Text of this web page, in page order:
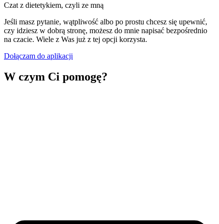
Czat z dietetykiem, czyli ze mną
Jeśli masz pytanie, wątpliwość albo po prostu chcesz się upewnić,
czy idziesz w dobrą stronę, możesz do mnie napisać bezpośrednio
na czacie. Wiele z Was już z tej opcji korzysta.
Dołączam do aplikacji
W czym Ci pomogę?